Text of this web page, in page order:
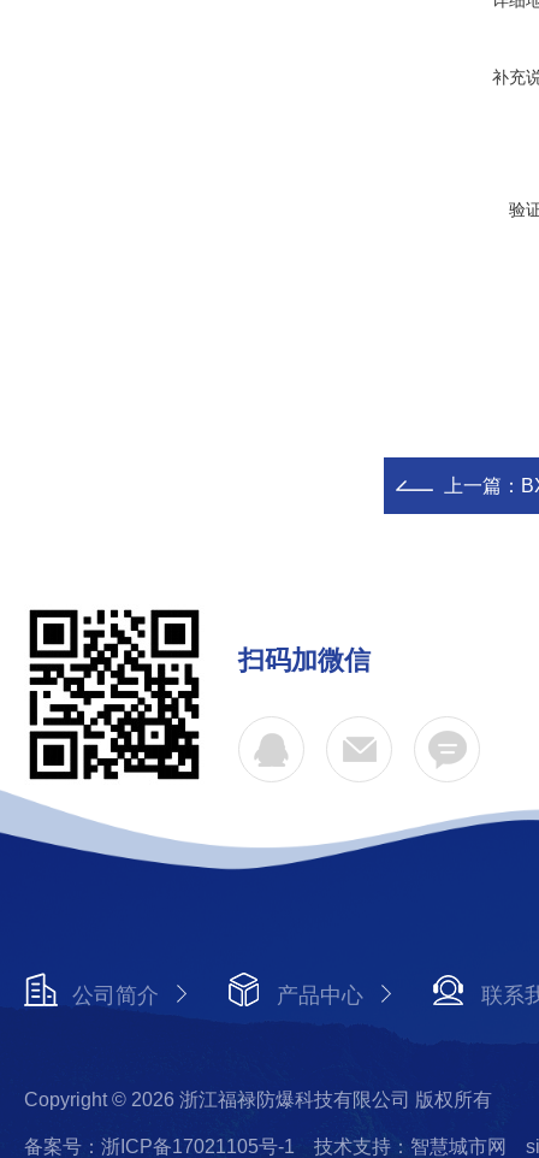
补充
验
上一篇：
扫码加微信
公司简介 产品中心 联系
Copyright © 2026 浙江福禄防爆科技有限公司 版权所有
备案号：浙ICP备17021105号-1 技术支持：智慧城市网